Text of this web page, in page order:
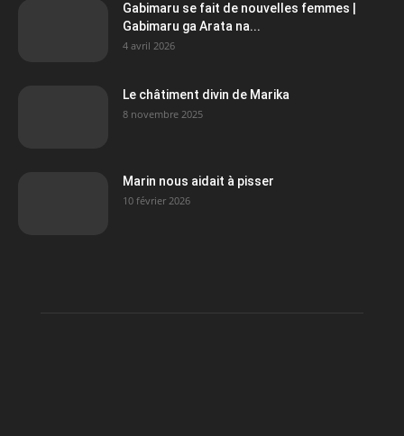
Gabimaru se fait de nouvelles femmes |
Gabimaru ga Arata na...
4 avril 2026
Le châtiment divin de Marika
8 novembre 2025
Marin nous aidait à pisser
10 février 2026